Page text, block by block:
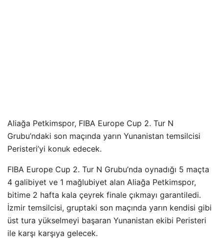
Aliağa Petkimspor, FIBA Europe Cup 2. Tur N
Grubu’ndaki son maçında yarın Yunanistan temsilcisi
Peristeri’yi konuk edecek.
FIBA Europe Cup 2. Tur N Grubu’nda oynadığı 5 maçta
4 galibiyet ve 1 mağlubiyet alan Aliağa Petkimspor,
bitime 2 hafta kala çeyrek finale çıkmayı garantiledi.
İzmir temsilcisi, gruptaki son maçında yarın kendisi gibi
üst tura yükselmeyi başaran Yunanistan ekibi Peristeri
ile karşı karşıya gelecek.